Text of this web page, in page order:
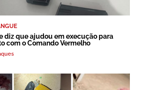
diz que ajudou em execução para
com o Comando Vermelho